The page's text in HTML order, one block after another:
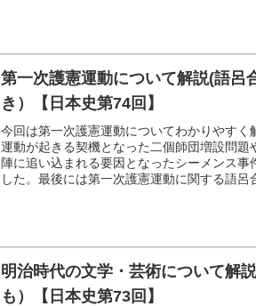
第一次護憲運動について解説(語呂
き）【日本史第74回】
今回は第一次護憲運動についてわかりやすく
運動が起きる契機となった二個師団増設問題
陣に追い込まれる要因となったシーメンス事
した。最後には第一次護憲運動に関する語呂
明治時代の文学・芸術について解
も）【日本史第73回】